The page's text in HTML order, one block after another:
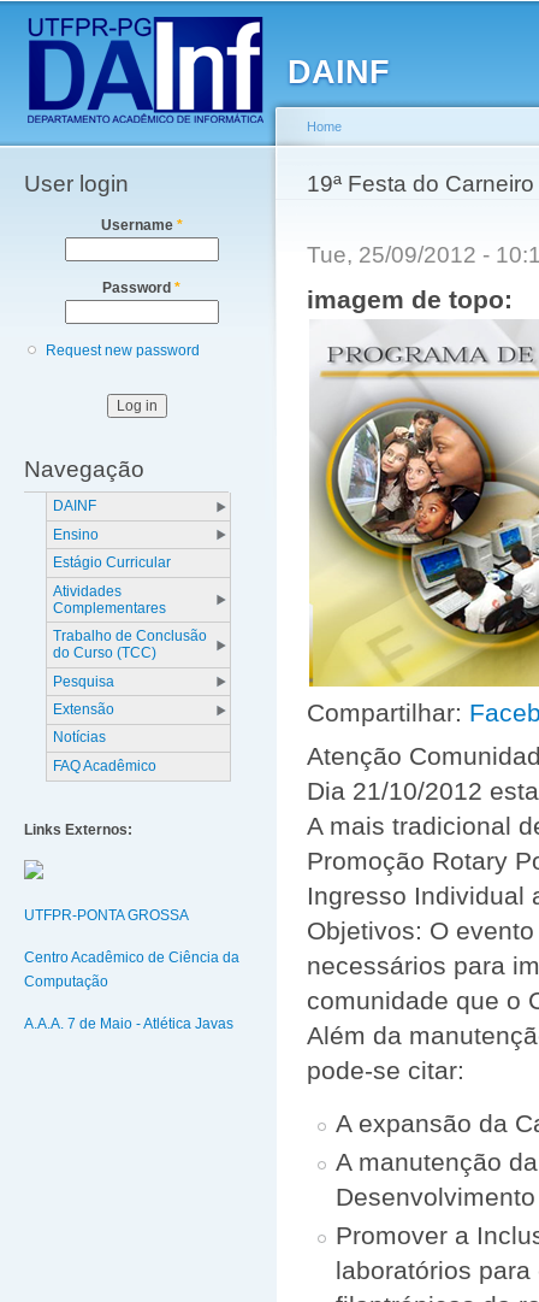
DAINF
Main menu
User login
Username *
Password *
Request new password
Navegação
DAINF
Ensino
Estágio Curricular
Atividades
Complementares
Trabalho de Conclusão
do Curso (TCC)
Pesquisa
Extensão
Notícias
FAQ Acadêmico
Links Externos:
UTFPR-PONTA GROSSA
Centro Acadêmico de Ciência da
Computação
A.A.A. 7 de Maio - Atlética Javas
You are here
Home
19ª Festa do
Tue, 25/09/2012 -
imagem de topo:
Compartilhar:
Atenção
Dia 21/10/2012
A mais tradicional
Promoção Rotary
Ingresso Individual
Objetivos: O
necessários para
comunidade que o
Além da
pode-se citar:
A expansão da
A manutenção
Promover a
laboratórios